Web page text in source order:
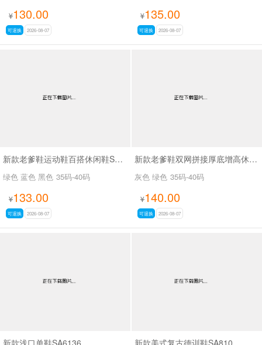
¥130.00
可退换 2026-08-07
¥135.00
可退换 2026-08-07
新款老爹鞋运动鞋百搭休闲鞋SA26775
绿色 蓝色 黑色 35码-40码
¥133.00
可退换 2026-08-07
新款老爹鞋双网拼接厚底增高休闲鞋SA9325
灰色 绿色 35码-40码
¥140.00
可退换 2026-08-07
新款浅口单鞋SA6136 新款美式复古德训鞋SA810